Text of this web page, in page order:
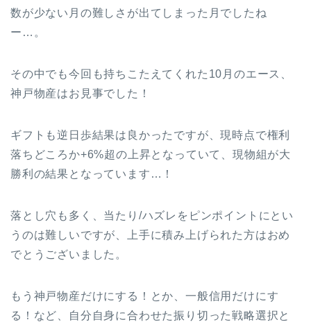
数が少ない月の難しさが出てしまった月でしたね
ー…。
その中でも今回も持ちこたえてくれた10月のエース、
神戸物産はお見事でした！
ギフトも逆日歩結果は良かったですが、現時点で権利
落ちどころか+6%超の上昇となっていて、現物組が大
勝利の結果となっています…！
落とし穴も多く、当たり/ハズレをピンポイントにとい
うのは難しいですが、上手に積み上げられた方はおめ
でとうございました。
もう神戸物産だけにする！とか、一般信用だけにす
る！など、自分自身に合わせた振り切った戦略選択と